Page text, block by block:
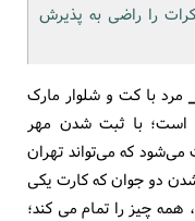
را راضی به پذیرش
مرد با کت و شلوار مارک
است؛ با ثبت شدن مهر
که می‌تواند تهران
شدن دو جوان که کارت یکی
همه چیز را تمام می کند؛